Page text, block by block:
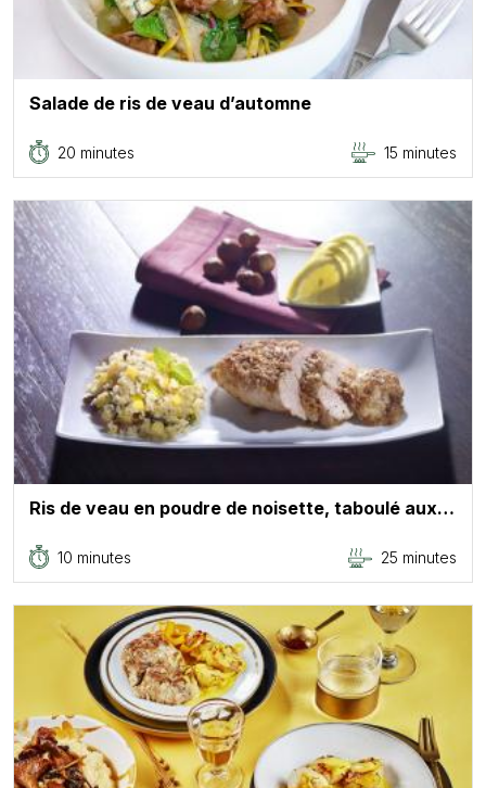
Salade de ris de veau d’automne
20 minutes 15 minutes
Ris de veau en poudre de noisette, taboulé aux…
10 minutes 25 minutes